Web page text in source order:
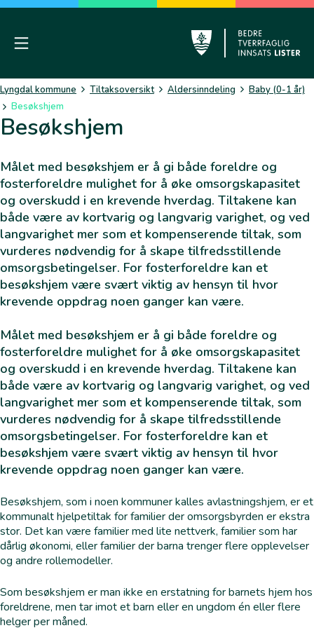
Skip
contentMobile Menu
Lyngdal
Lyngdal kommune Tiltaksoversikt Aldersinndeling
Baby (0-1 år)
Besøkshjem
Besøkshjem
Målet med besøkshjem er å gi både foreldre og
fosterforeldre mulighet for å øke omsorgskapasitet
og overskudd i en krevende hverdag. Tiltakene kan
både være av kortvarig og langvarig varighet, og ved
langvarighet mer som et kompenserende tiltak, som
vurderes nødvendig for å skape tilfredsstillende
omsorgsbetingelser. For fosterforeldre kan et
besøkshjem være svært viktig av hensyn til hvor
krevende oppdrag noen ganger kan være.
Målet med besøkshjem er å gi både foreldre og
fosterforeldre mulighet for å øke omsorgskapasitet
og overskudd i en krevende hverdag. Tiltakene kan
både være av kortvarig og langvarig varighet, og ved
langvarighet mer som et kompenserende tiltak, som
vurderes nødvendig for å skape tilfredsstillende
omsorgsbetingelser. For fosterforeldre kan et
besøkshjem være svært viktig av hensyn til hvor
krevende oppdrag noen ganger kan være.
Besøkshjem, som i noen kommuner kalles avlastningshjem, er et
kommunalt hjelpetiltak for familier der omsorgsbyrden er ekstra
stor. Det kan være familier med lite nettverk, familier som har
dårlig økonomi, eller familier der barna trenger flere opplevelser
og andre rollemodeller.
Som besøkshjem er man ikke en erstatning for barnets hjem hos
foreldrene, men tar imot et barn eller en ungdom én eller flere
helger per måned.